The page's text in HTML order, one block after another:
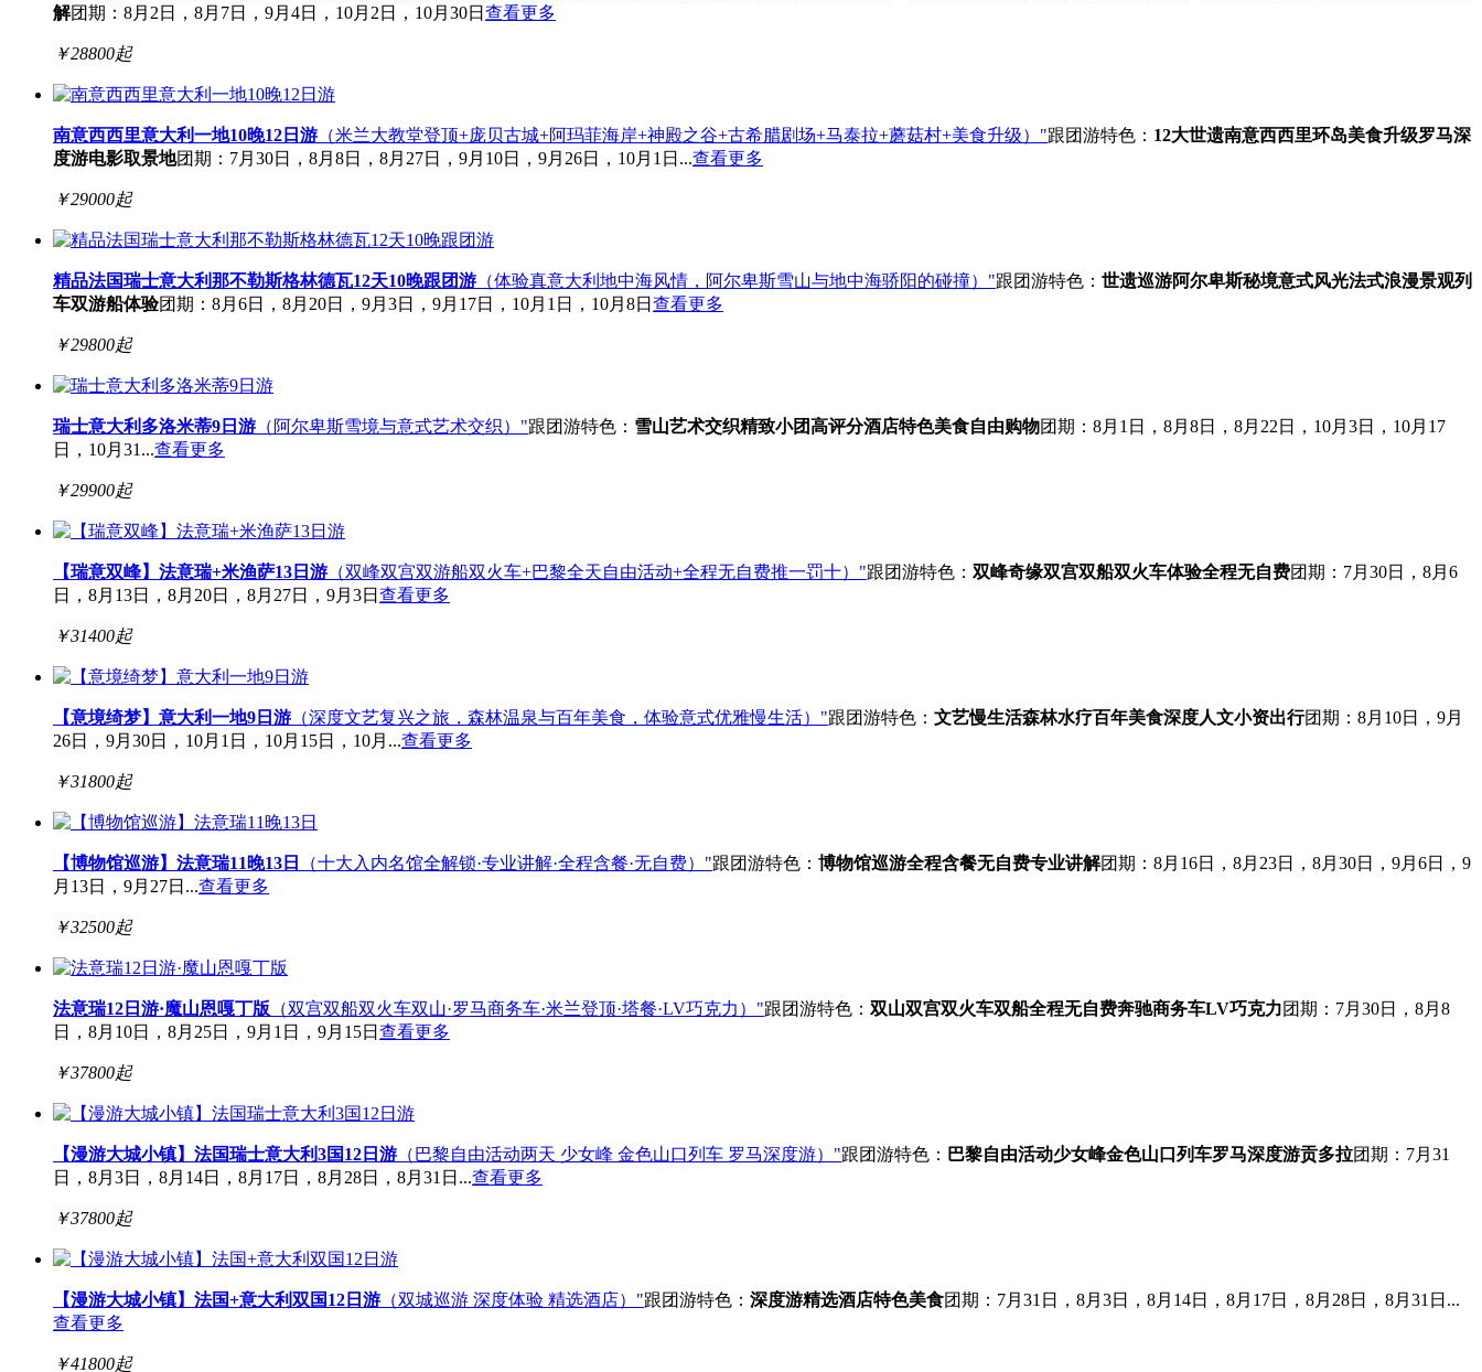
解团期：8月2日，8月7日，9月4日，10月2日，10月30日 查看更多
￥28800起
南意西西里意大利一地10晚12日游 （米兰大教堂登顶+庞贝古城+阿玛菲海岸+神殿之谷+古希腊剧场+马泰拉+蘑菇村+美食升级）"跟团游特色： 12大世遗南意西西里环岛美食升级罗马深
度游电影取景地团期：7月30日，8月8日，8月27日，9月10日，9月26日，10月1日...查看更多
￥29000起
精品法国瑞士意大利那不勒斯格林德瓦12天10晚跟团游 （体验真意大利地中海风情，阿尔卑斯雪山与地中海骄阳的碰撞）"跟团游特色： 世遗巡游阿尔卑斯秘境意式风光法式浪漫景观列
车双游船体验团期：8月6日，8月20日，9月3日，9月17日，10月1日，10月8日 查看更多
￥29800起
瑞士意大利多洛米蒂9日游 （阿尔卑斯雪境与意式艺术交织）"跟团游特色： 雪山艺术交织精致小团高评分酒店特色美食自由购物团期：8月1日，8月8日，8月22日，10月3日，10月17
日，10月31...查看更多
￥29900起
【瑞意双峰】法意瑞+米渔萨13日游 （双峰双宫双游船双火车+巴黎全天自由活动+全程无自费推一罚十）"跟团游特色： 双峰奇缘双宫双船双火车体验全程无自费团期：7月30日，8月6
日，8月13日，8月20日，8月27日，9月3日 查看更多
￥31400起
【意境绮梦】意大利一地9日游 （深度文艺复兴之旅，森林温泉与百年美食，体验意式优雅慢生活）"跟团游特色： 文艺慢生活森林水疗百年美食深度人文小资出行团期：8月10日，9月
26日，9月30日，10月1日，10月15日，10月...查看更多
￥31800起
【博物馆巡游】法意瑞11晚13日 （十大入内名馆全解锁·专业讲解·全程含餐·无自费）"跟团游特色： 博物馆巡游全程含餐无自费专业讲解团期：8月16日，8月23日，8月30日，9月6日，9
月13日，9月27日...查看更多
￥32500起
法意瑞12日游·魔山恩嘎丁版 （双宫双船双火车双山·罗马商务车·米兰登顶·塔餐·LV巧克力）"跟团游特色： 双山双宫双火车双船全程无自费奔驰商务车LV巧克力团期：7月30日，8月8
日，8月10日，8月25日，9月1日，9月15日 查看更多
￥37800起
【漫游大城小镇】法国瑞士意大利3国12日游 （巴黎自由活动两天 少女峰 金色山口列车 罗马深度游）"跟团游特色： 巴黎自由活动少女峰金色山口列车罗马深度游贡多拉团期：7月31
日，8月3日，8月14日，8月17日，8月28日，8月31日...查看更多
￥37800起
【漫游大城小镇】法国+意大利双国12日游 （双城巡游 深度体验 精选酒店）"跟团游特色： 深度游精选酒店特色美食团期：7月31日，8月3日，8月14日，8月17日，8月28日，8月31日...
查看更多
￥41800起